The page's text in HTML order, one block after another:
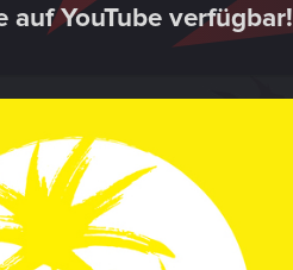
YouTube verfügbar!